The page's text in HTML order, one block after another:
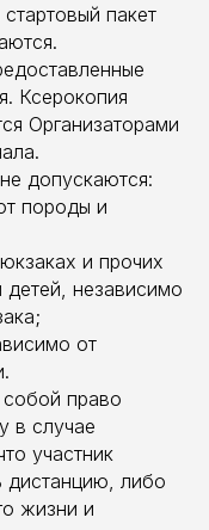
пакет
Ксерокопия
Организаторами
допускаются:
породы и
и прочих
независимо
от
собой право
в случае
участник
дистанцию, либо
жизни и